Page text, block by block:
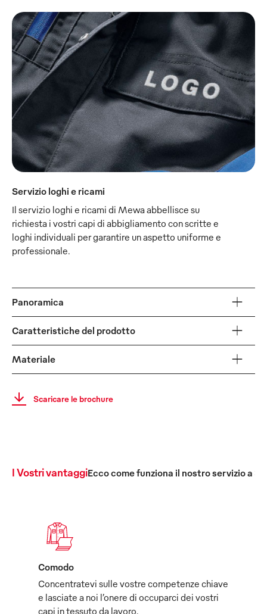
Servizio loghi e ricami
Il servizio loghi e ricami di Mewa abbellisce su
richiesta i vostri capi di abbigliamento con scritte e
loghi individuali per garantire un aspetto uniforme e
professionale.
Panoramica
Caratteristiche del prodotto
Materiale
Scaricare le brochure
I Vostri vantaggiEcco come funziona il nostro servizio a
Comodo
Concentratevi sulle vostre competenze chiave
e lasciate a noi l’onere di occuparci dei vostri
capi in tessuto da lavoro.